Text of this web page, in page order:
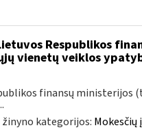
Respublikos
vienetų veiklos
finansų ministerijos
žinyno kategorijos: